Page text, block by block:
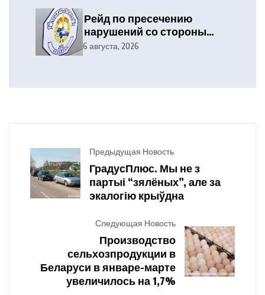
Рейд по пресечению
нарушений со стороны
уязвимых участников
6 августа, 2026
Предыдущая Новость
ГрадусПлюс. Мы не з
партыі “зялёных”, але за
экалогію крыўдна
Следующая Новость
Производство
сельхозпродукции в
Беларуси в январе-марте
увеличилось на 1,7%